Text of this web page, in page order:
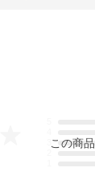
この商品